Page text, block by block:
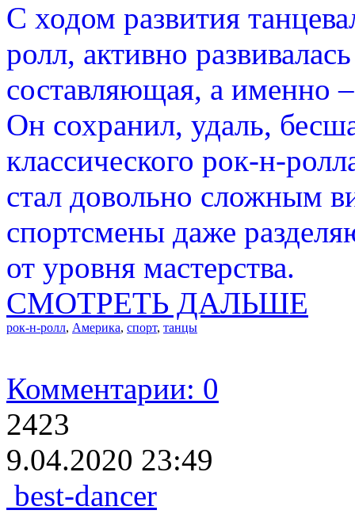
С ходом развития
ролл, активно
составляющая, а именно
Он сохранил, удаль,
классического рок-н-
стал довольно сложным
спортсмены даже
от уровня мастерства.
СМОТРЕТЬ ДАЛЬШЕ
рок-н-ролл, Америка, спорт, танцы
Комментарии: 0
2423
9.04.2020 23:49
best-dancer